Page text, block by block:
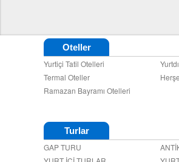
ORANGE COUNTRY RESORT
BELEK
9528,00 TL
'den başlayan
% 52 İndirim
ANTALYA SİDE
10932,80 TL
'den başlayan
Oteller
Yurtiçi Tatil Otelleri
Termal Oteller
Ramazan Bayramı Otelleri
Turlar
GAP TURU